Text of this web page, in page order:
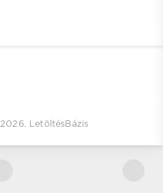
2026. LetöltésBázis